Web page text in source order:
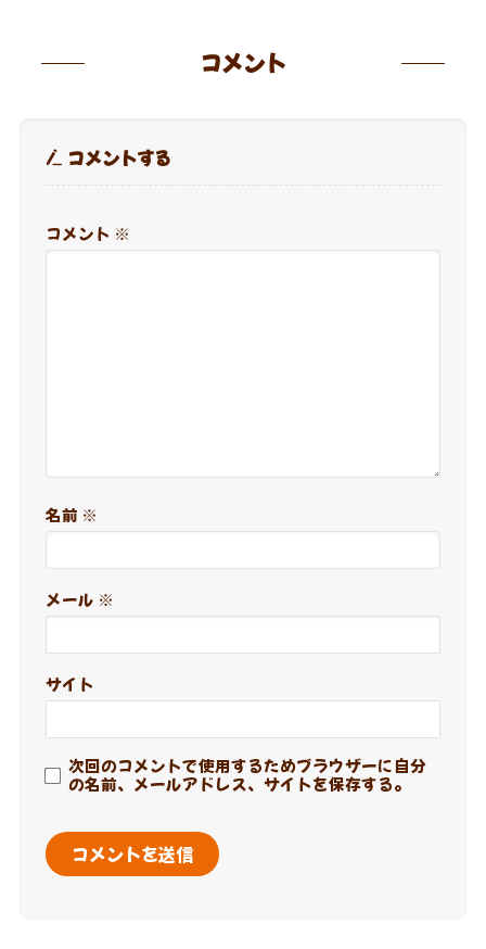
コメント
コメントする
コメント ※
名前 ※
メール ※
サイト
次回のコメントで使用するためブラウザーに自分
の名前、メールアドレス、サイトを保存する。